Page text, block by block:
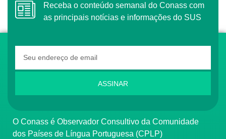
Receba o conteúdo semanal do Conass com
as principais notícias e informações do SUS
ASSINAR
O Conass é Observador Consultivo da Comunidade
dos Países de Língua Portuguesa (CPLP)